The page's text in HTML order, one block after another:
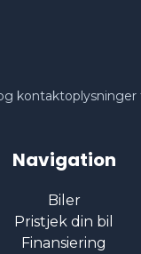
kontaktoplysninger
Navigation
Biler
Pristjek din bil
Finansiering